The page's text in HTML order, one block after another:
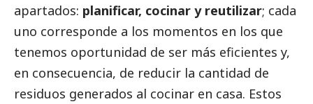
apartados: planificar, cocinar y reutilizar; cada
uno corresponde a los momentos en los que
tenemos oportunidad de ser más eficientes y,
en consecuencia, de reducir la cantidad de
residuos generados al cocinar en casa. Estos